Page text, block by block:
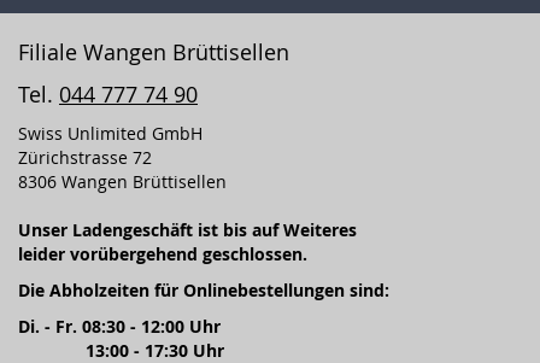
Filiale Wangen Brüttisellen
Tel. 044 777 74 90
Swiss Unlimited GmbH
Zürichstrasse 72
8306 Wangen Brüttisellen
Unser Ladengeschäft ist bis auf Weiteres
leider vorübergehend geschlossen.
Die Abholzeiten für Onlinebestellungen sind:
Di. - Fr. 08:30 - 12:00 Uhr
13:00 - 17:30 Uhr